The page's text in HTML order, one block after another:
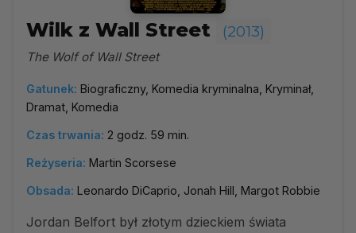
Wilk z Wall Street (2013)
The Wolf of Wall Street
Gatunek: Biograficzny, Komedia kryminalna, Kryminał,
Dramat, Komedia
Czas trwania: 2 godz. 59 min.
Reżyseria: Martin Scorsese
Obsada: Leonardo DiCaprio, Jonah Hill, Margot Robbie
Jordan Belfort był złotym dzieckiem świata